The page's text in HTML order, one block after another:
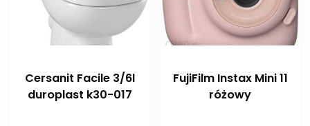
Cersanit Facile 3/6l
duroplast k30-017
FujiFilm Instax Mini 11
różowy